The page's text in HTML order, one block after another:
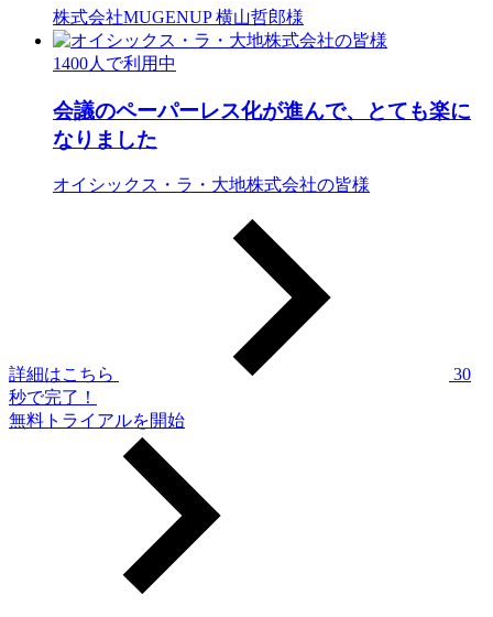
株式会社MUGENUP 横山哲郎様
1400人で利用中
会議のペーパーレス化が進んで、とても楽に
なりました
オイシックス・ラ・大地株式会社の皆様
詳細はこちら
30
秒で完了！
無料トライアルを開始